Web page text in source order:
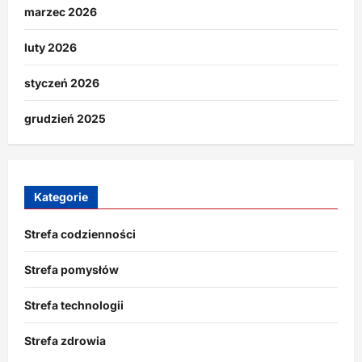
marzec 2026
luty 2026
styczeń 2026
grudzień 2025
Kategorie
Strefa codzienności
Strefa pomysłów
Strefa technologii
Strefa zdrowia